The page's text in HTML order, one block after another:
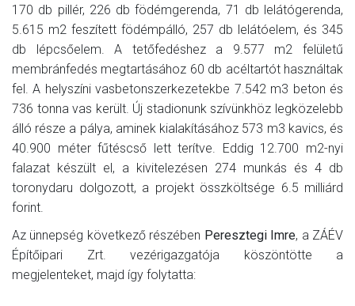
170 db pillér, 226 db födémgerenda, 71 db lelátógerenda,
5.615 m2 feszített födémpálló, 257 db lelátóelem, és 345
db lépcsőelem. A tetőfedéshez a 9.577 m2 felületű
membránfedés megtartásához 60 db acéltartót használtak
fel. A helyszíni vasbetonszerkezetekbe 7.542 m3 beton és
736 tonna vas került. Új stadionunk szívünkhöz legközelebb
álló része a pálya, aminek kialakításához 573 m3 kavics, és
40.900 méter fűtéscső lett terítve. Eddig 12.700 m2-nyi
falazat készült el, a kivitelezésen 274 munkás és 4 db
toronydaru dolgozott, a projekt összköltsége 6.5 milliárd
forint.
Az ünnepség következő részében Peresztegi Imre, a ZÁÉV
Építőipari Zrt. vezérigazgatója köszöntötte a
megjelenteket, majd így folytatta: